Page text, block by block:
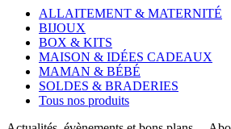
variations.
Les
peuvent
être
choisies
sur
page
ALLAITEMENT & MATERNITÉ
BIJOUX
BOX & KITS
MAISON & IDÉES CADEAUX
MAMAN & BÉBÉ
SOLDES & BRADERIES
Tous nos produits